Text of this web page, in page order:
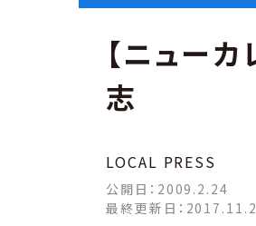
【ニュー
志
LOCAL PRESS
公開日： 2009.2.24
最終更新日：